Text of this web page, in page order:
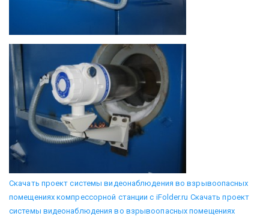
Скачать проект системы видеонаблюдения во взрывоопасных
помещениях компрессорной станции с iFolder.ru Скачать проект
системы видеонаблюдения во взрывоопасных помещениях